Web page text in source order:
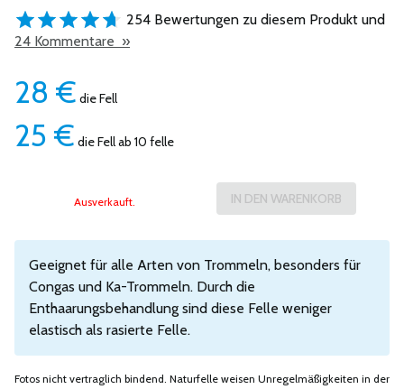
254 Bewertungen zu diesem Produkt und
24 Kommentare »
28 € die Fell
25 € die Fell ab 10 felle
Ausverkauft.
Geeignet für alle Arten von Trommeln, besonders für
Congas und Ka-Trommeln. Durch die
Enthaarungsbehandlung sind diese Felle weniger
elastisch als rasierte Felle.
Fotos nicht vertraglich bindend. Naturfelle weisen Unregelmäßigkeiten in der